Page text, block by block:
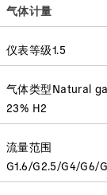
气体计量
仪表等级1.5
气体类型Natural
23% H2
流量范围
G1.6/G2.5/G4/G6/